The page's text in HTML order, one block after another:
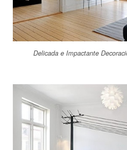
Delicada e Impactante